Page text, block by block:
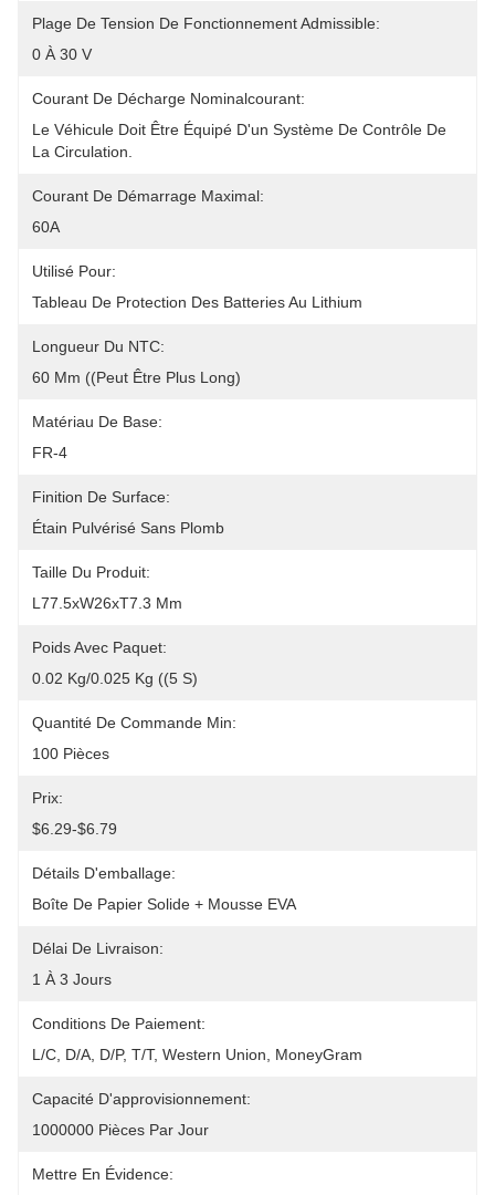
Plage De Tension De Fonctionnement Admissible:
0 À 30 V
Courant De Décharge Nominalcourant:
Le Véhicule Doit Être Équipé D'un Système De Contrôle De
La Circulation.
Courant De Démarrage Maximal:
60A
Utilisé Pour:
Tableau De Protection Des Batteries Au Lithium
Longueur Du NTC:
60 Mm ((Peut Être Plus Long)
Matériau De Base:
FR-4
Finition De Surface:
Étain Pulvérisé Sans Plomb
Taille Du Produit:
L77.5xW26xT7.3 Mm
Poids Avec Paquet:
0.02 Kg/0.025 Kg ((5 S)
Quantité De Commande Min:
100 Pièces
Prix:
$6.29-$6.79
Détails D'emballage:
Boîte De Papier Solide + Mousse EVA
Délai De Livraison:
1 À 3 Jours
Conditions De Paiement:
L/C, D/A, D/P, T/T, Western Union, MoneyGram
Capacité D'approvisionnement:
1000000 Pièces Par Jour
Mettre En Évidence: